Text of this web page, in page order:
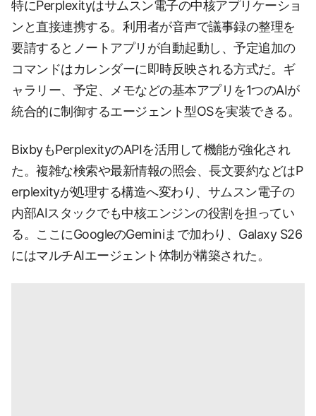
特にPerplexityはサムスン電子の中核アプリケーショ
ンと直接連携する。利用者が音声で議事録の整理を
要請するとノートアプリが自動起動し、予定追加の
コマンドはカレンダーに即時反映される方式だ。ギ
ャラリー、予定、メモなどの基本アプリを1つのAIが
統合的に制御するエージェント型OSを実装できる。
BixbyもPerplexityのAPIを活用して機能が強化され
た。複雑な検索や最新情報の照会、長文要約などはP
erplexityが処理する構造へ変わり、サムスン電子の
内部AIスタックでも中核エンジンの役割を担ってい
る。ここにGoogleのGeminiまで加わり、Galaxy S26
にはマルチAIエージェント体制が構築された。